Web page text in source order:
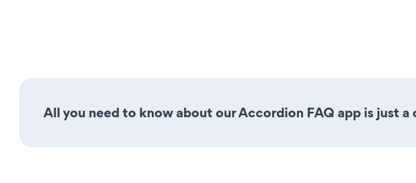
All you need to know about our Accordion FAQ app is just a